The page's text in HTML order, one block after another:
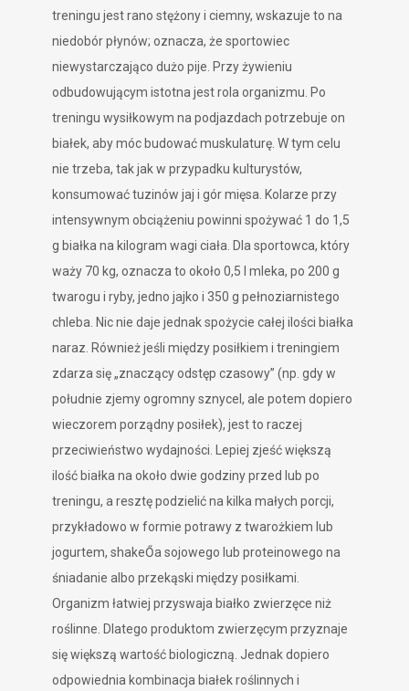
treningu jest rano stężony i ciemny, wskazuje to na
niedobór płynów; oznacza, że sportowiec
niewystarczająco dużo pije. Przy żywieniu
odbudowującym istotna jest rola organizmu. Po
treningu wysiłkowym na podjazdach potrzebuje on
białek, aby móc budować muskulaturę. W tym celu
nie trzeba, tak jak w przypadku kulturystów,
konsumować tuzinów jaj i gór mięsa. Kolarze przy
intensywnym obciążeniu powinni spożywać 1 do 1,5
g białka na kilogram wagi ciała. Dla sportowca, który
waży 70 kg, oznacza to około 0,5 l mleka, po 200 g
twarogu i ryby, jedno jajko i 350 g pełnoziarnistego
chleba. Nic nie daje jednak spożycie całej ilości białka
naraz. Również jeśli między posiłkiem i treningiem
zdarza się „znaczący odstęp czasowy” (np. gdy w
południe zjemy ogromny sznycel, ale potem dopiero
wieczorem porządny posiłek), jest to raczej
przeciwieństwo wydajności. Lepiej zjeść większą
ilość białka na około dwie godziny przed lub po
treningu, a resztę podzielić na kilka małych porcji,
przykładowo w formie potrawy z twarożkiem lub
jogurtem, shakeŐa sojowego lub proteinowego na
śniadanie albo przekąski między posiłkami.
Organizm łatwiej przyswaja białko zwierzęce niż
roślinne. Dlatego produktom zwierzęcym przyznaje
się większą wartość biologiczną. Jednak dopiero
odpowiednia kombinacja białek roślinnych i